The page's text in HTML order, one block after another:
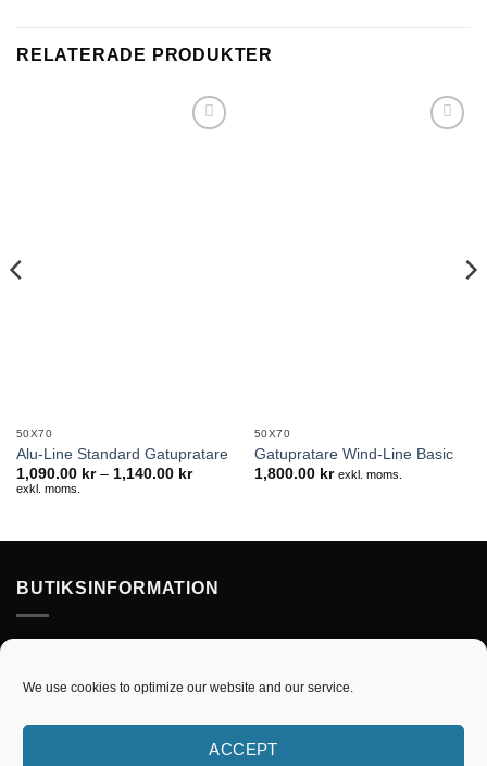
We use cookies to optimize our website and our service.
ACCEPT
RELATERADE PRODUKTER
50X70
Alu-Line Standard Gatupratare
1,090.00 kr – 1,140.00 krPrisintervall:
exkl. moms.
50X70
Gatupratare Wind-Line Basic
1,800.00 kr exkl. moms.
BUTIKSINFORMATION
Ring oss nu: 046-73 33 76
E-post:order@skyltlink.se